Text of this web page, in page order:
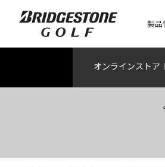
製品
オンラインストア